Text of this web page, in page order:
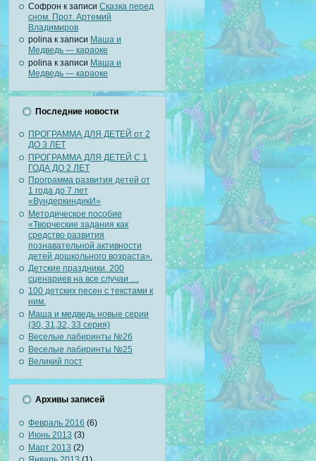
Софрон к записи Сказка перед
сном. Прот. Артемий
Владимиров
polina к записи Маша и
Медведь — караоке
polina к записи Маша и
Медведь — караоке
Последние новости
ПРОГРАММА ДЛЯ ДЕТЕЙ от 2
ДО 3 ЛЕТ
ПРОГРАММА ДЛЯ ДЕТЕЙ С 1
ГОДА ДО 2 ЛЕТ
Программа развития детей от
1 года до 7 лет
«ВундеркиндикИ»
Методическое пособие
«Творческие задания как
средство развития
познавательной активности
детей дошкольного возраста».
Детские праздники. 200
сценариев на все случаи …
100 детских песен с текстами к
ним.
Маша и медведь новые серии
(30, 31,32, 33 серия)
Веселые лабиринты №26
Веселые лабиринты №25
Великий пост
Архивы записей
Февраль 2016 (6)
Июнь 2013 (3)
Март 2013 (2)